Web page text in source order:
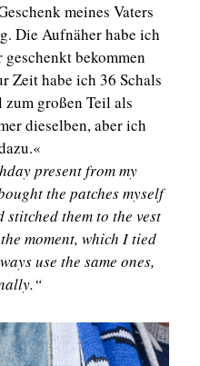
meines Vaters
Die Aufnäher habe ich
bekommen
Zeit habe ich 36 Schals
großen Teil als
dieselben, aber ich
present from my
the patches myself
stitched them to the vest
moment, which I tied
use the same ones,